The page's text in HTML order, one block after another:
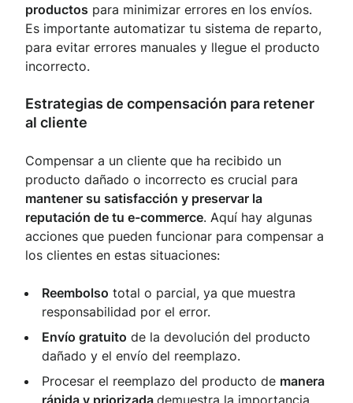
productos para minimizar errores en los envíos.
Es importante automatizar tu sistema de reparto,
para evitar errores manuales y llegue el producto
incorrecto.
Estrategias de compensación para retener
al cliente
Compensar a un cliente que ha recibido un
producto dañado o incorrecto es crucial para
mantener su satisfacción y preservar la
reputación de tu e-commerce. Aquí hay algunas
acciones que pueden funcionar para compensar a
los clientes en estas situaciones:
Reembolso total o parcial, ya que muestra
responsabilidad por el error.
Envío gratuito de la devolución del producto
dañado y el envío del reemplazo.
Procesar el reemplazo del producto de manera
rápida y priorizada demuestra la importancia